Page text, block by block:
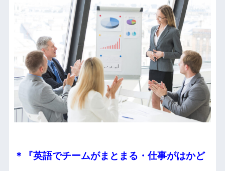
＊『英語でチームがまとまる・仕事がはかど